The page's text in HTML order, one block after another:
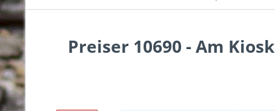
Preiser 10690 - Am Kiosk